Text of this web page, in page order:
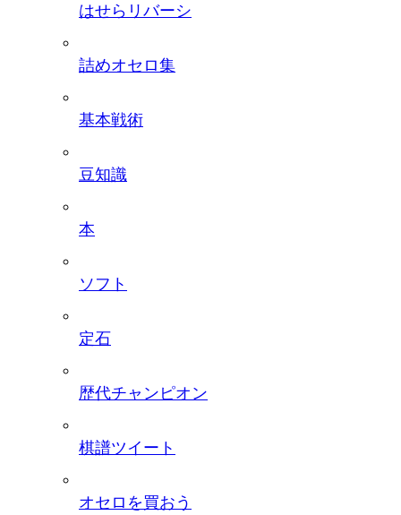
はせらリバーシ
詰めオセロ集
基本戦術
豆知識
本
ソフト
定石
歴代チャンピオン
棋譜ツイート
オセロを買おう